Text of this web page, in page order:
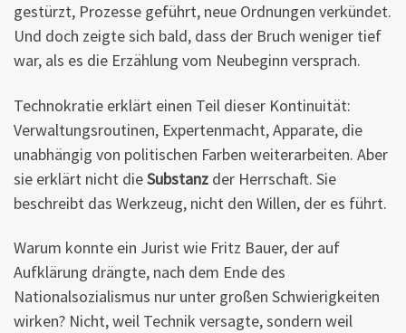
gestürzt, Prozesse geführt, neue Ordnungen verkündet.
Und doch zeigte sich bald, dass der Bruch weniger tief
war, als es die Erzählung vom Neubeginn versprach.
Technokratie erklärt einen Teil dieser Kontinuität:
Verwaltungsroutinen, Expertenmacht, Apparate, die
unabhängig von politischen Farben weiterarbeiten. Aber
sie erklärt nicht dieSubstanz der Herrschaft. Sie
beschreibt das Werkzeug, nicht den Willen, der es führt.
Warum konnte ein Jurist wie Fritz Bauer, der auf
Aufklärung drängte, nach dem Ende des
Nationalsozialismus nur unter großen Schwierigkeiten
wirken? Nicht, weil Technik versagte, sondern weil